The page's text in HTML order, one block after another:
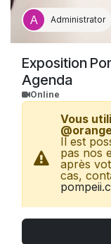
Administrator
Exposition
Agenda
Online
Vous
Il est
pas nos
après
cas,
Vous